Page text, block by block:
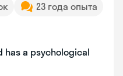
23 года опыта
has a psychological